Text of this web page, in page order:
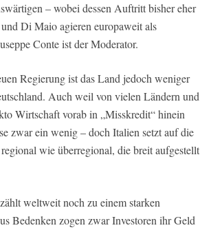
– wobei dessen Auftritt bisher eher
Di Maio agieren europaweit als
Conte ist der Moderator.
Regierung ist das Land jedoch weniger
Auch weil von vielen Ländern und
Wirtschaft vorab in „Misskredit“ hinein
zwar ein wenig – doch Italien setzt auf die
wie überregional, die breit aufgestellt
weltweit noch zu einem starken
Bedenken zogen zwar Investoren ihr Geld